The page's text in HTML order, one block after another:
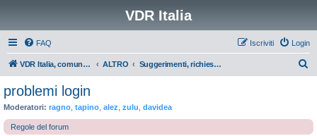
VDR Italia
FAQ Login
Iscriviti
VDR Italia, comunità italiana utilizzatori VDR ALTRO Suggerimenti, richieste, lamentele etc.
a
problemi login
Moderatori: ragno tapino alez zulu davidea
Regole del forum